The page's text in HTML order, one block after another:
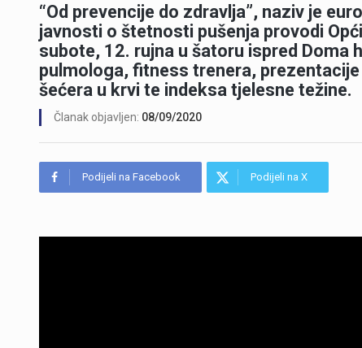
“Od prevencije do zdravlja”, naziv je
javnosti o štetnosti pušenja provodi
subote, 12. rujna u šatoru ispred Doma
pulmologa, fitness trenera,
šećera u krvi te indeksa tjelesne težine.
Članak objavljen: 08/09/2020
Podijeli na Facebook Podijeli na X